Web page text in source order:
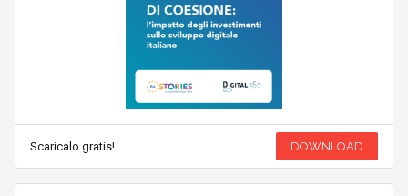
Scaricalo gratis! DOWNLOAD